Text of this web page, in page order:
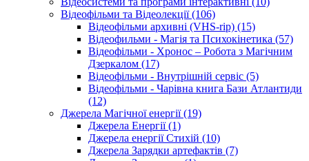
Відеофільми та Відеолекції (106)
Відеофільми архивні (VHS-rip) (15)
Відеофильми - Магія та Психокінетика (57)
Відеофільми - Хронос – Робота з Магічним
Дзеркалом (17)
Відеофільми - Внутрішній сервіс (5)
Відеофільми - Чарівна книга Бази Атлантиди
(12)
Джерела Магічної енергії (19)
Джерела Енергії (1)
Джерела енергії Стихій (10)
Джерела Зарядки артефактів (7)